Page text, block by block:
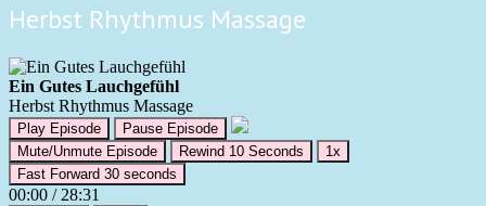
Herbst Rhythmus Massage
Ein Gutes Lauchgefühl
Herbst Rhythmus Massage
Play Episode
Pause Episode
Mute/Unmute Episode
Rewind 10 Seconds
1x
Fast Forward 30 seconds
00:00 / 28:31